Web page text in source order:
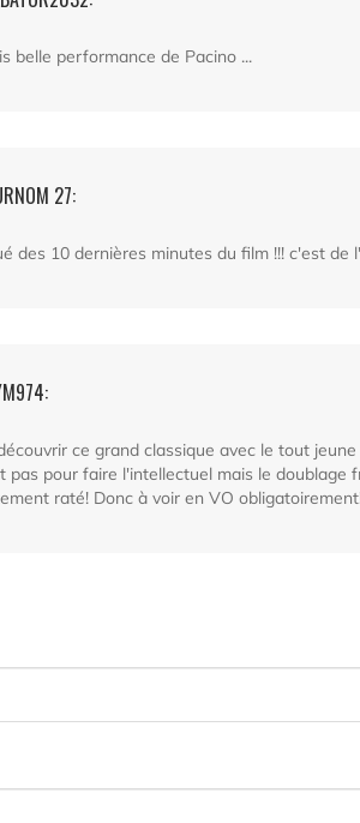
belle performance de Pacino ...
27:
des 10 dernières minutes du film !!! c'est de
ce grand classique avec le tout
pas pour faire l'intellectuel mais le doublage
raté! Donc à voir en VO